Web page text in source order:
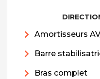
Amortisseurs
Barre
Bras complet